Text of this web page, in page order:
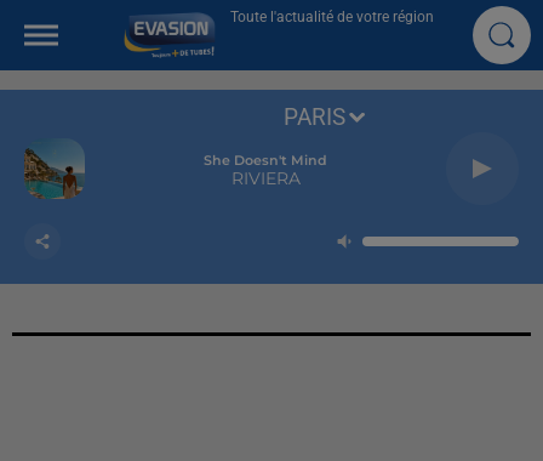
Toute l'actualité de votre région
She Doesn't Mind
RIVIERA
PARIS